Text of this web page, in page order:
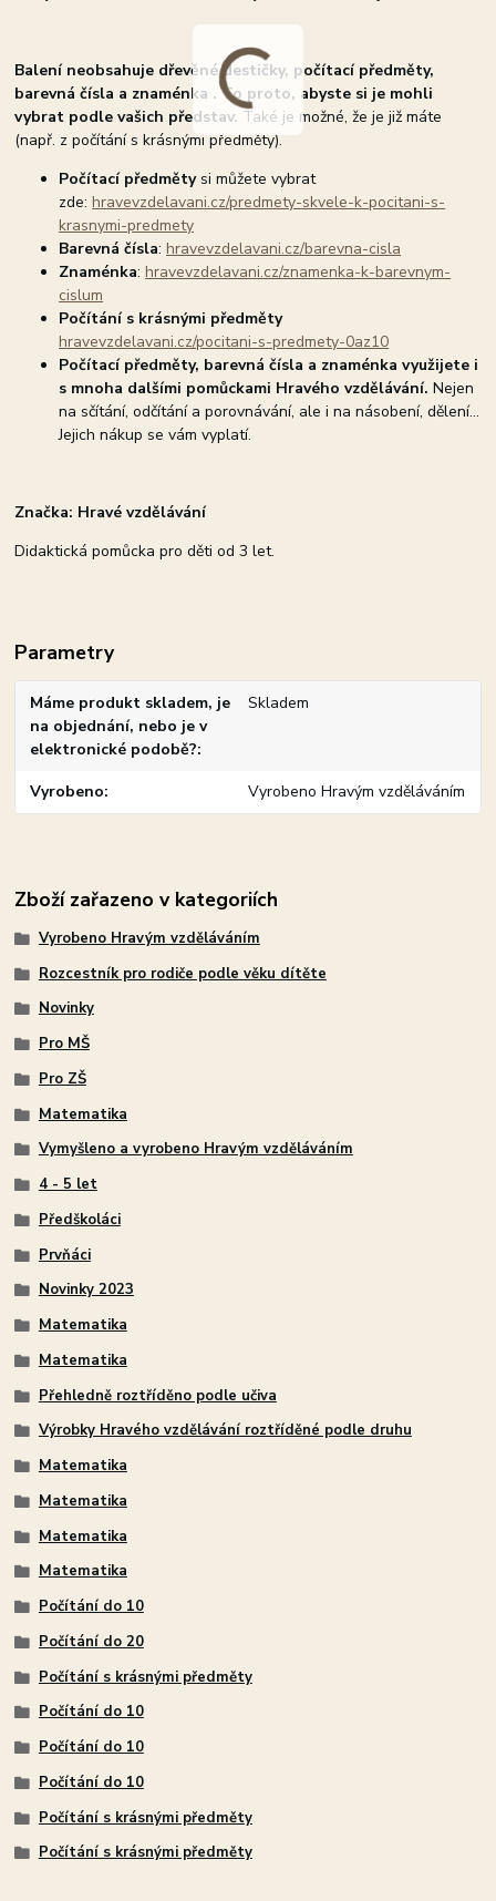
Balení neobsahuje dřevěné destičky, počítací předměty,
barevná čísla a znaménka . To proto, abyste si je mohli
vybrat podle vašich představ. Také je možné, že je již máte
(např. z počítání s krásnými předměty).
Počítací předmětysi můžete vybrat
zde:hravevzdelavani.cz/predmety-skvele-k-pocitani-s-
krasnymi-predmety
Barevná čísla:hravevzdelavani.cz/barevna-cisla
Znaménka:hravevzdelavani.cz/znamenka-k-barevnym-
cislum
Počítání s krásnými předměty
hravevzdelavani.cz/pocitani-s-predmety-0az10
Počítací předměty, barevná čísla a znaménka využijete i
s mnoha dalšími pomůckami Hravého vzdělávání.Nejen
na sčítání, odčítání a porovnávání, ale i na násobení, dělení...
Jejich nákup se vám vyplatí.
Značka: Hravé vzdělávání
Didaktická pomůcka pro děti od 3 let.
Parametry
Máme produkt skladem, je
na objednání, nebo je v
elektronické podobě?
Skladem
Vyrobeno Vyrobeno Hravým vzděláváním
Zboží zařazeno v kategoriích
Vyrobeno Hravým vzděláváním
Rozcestník pro rodiče podle věku dítěte
Novinky
Pro MŠ
Pro ZŠ
Matematika
Vymyšleno a vyrobeno Hravým vzděláváním
4 - 5 let
Předškoláci
Prvňáci
Novinky 2023
Matematika
Matematika
Přehledně roztříděno podle učiva
Výrobky Hravého vzdělávání roztříděné podle druhu
Matematika
Matematika
Matematika
Matematika
Počítání do 10
Počítání do 20
Počítání s krásnými předměty
Počítání do 10
Počítání do 10
Počítání do 10
Počítání s krásnými předměty
Počítání s krásnými předměty